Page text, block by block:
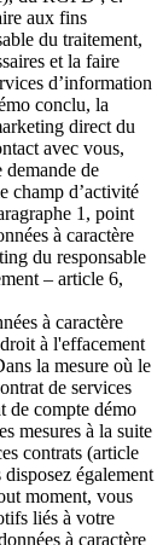
aux fins
du traitement,
et la faire
d’information
conclu, la
direct du
avec vous,
demande de
champ d’activité
1, point
à caractère
du responsable
– article 6,
à caractère
à l'effacement
la mesure où le
de services
de compte démo
mesures à la suite
contrats (article
également
moment, vous
liés à votre
à caractère